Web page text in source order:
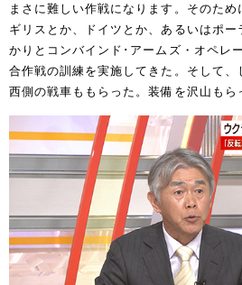
まさに難しい作戦になります。そのた
ギリスとか、ドイツとか、あるいはポー
かりとコンバインド･アームズ・オペレ
合作戦の訓練を実施してきた。そして、
西側の戦車ももらった。装備を沢山もら